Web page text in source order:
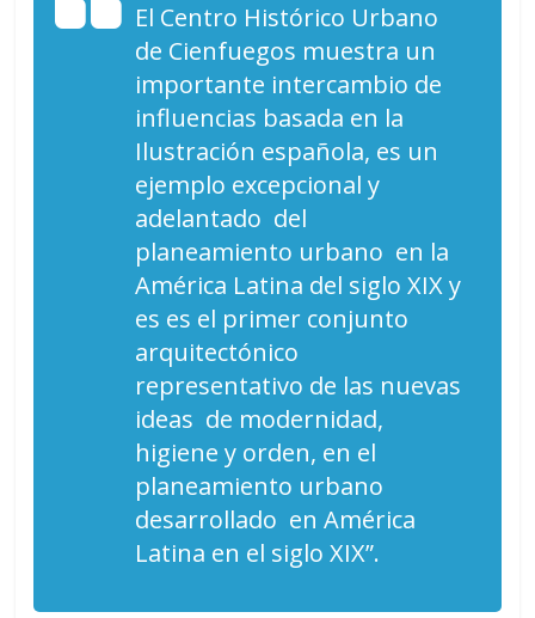
El Centro Histórico Urbano
de Cienfuegos muestra un
importante intercambio de
influencias basada en la
Ilustración española, es un
ejemplo excepcional y
adelantado del
planeamiento urbano en la
América Latina del siglo XIX y
es es el primer conjunto
arquitectónico
representativo de las nuevas
ideas de modernidad,
higiene y orden, en el
planeamiento urbano
desarrollado en América
Latina en el siglo XIX”.